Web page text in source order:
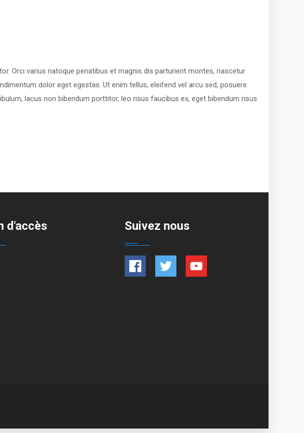
Orci varius natoque penatibus et magnis dis parturient montes, nascetur
dolor eget egestas. Ut enim tellus, eleifend vel arcu sed, posuere
lacus non bibendum porttitor, leo risus faucibus ex, eget bibendum risus
d'accès Suivez nous